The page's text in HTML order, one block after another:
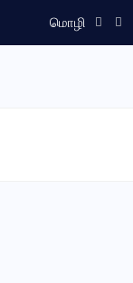
மொழி